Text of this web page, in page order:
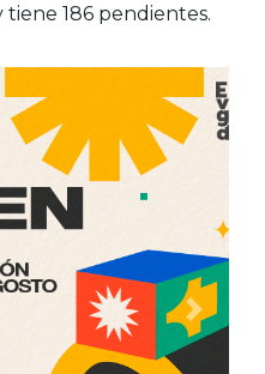
tiene 186 pendientes.